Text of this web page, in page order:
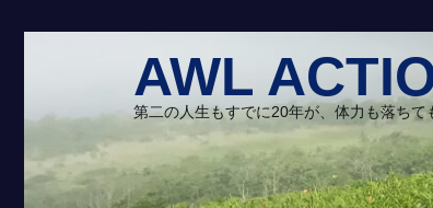
AWL
第二の人生もすでに20年が、体力も落ち